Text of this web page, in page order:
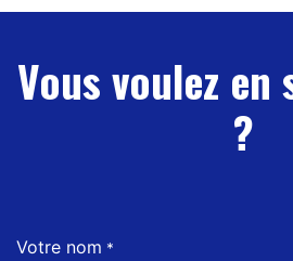
Vous voulez
?
Votre nom *